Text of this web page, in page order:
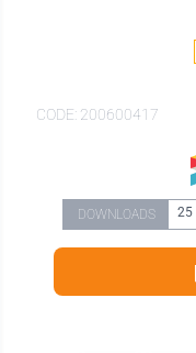
CODE: 200600417
DOWNLOADS 25